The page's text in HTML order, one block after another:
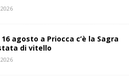
16 agosto a Priocca c’è la Sagra
di vitello